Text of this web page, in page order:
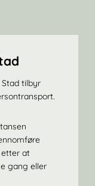
tilbyr
at
gang eller